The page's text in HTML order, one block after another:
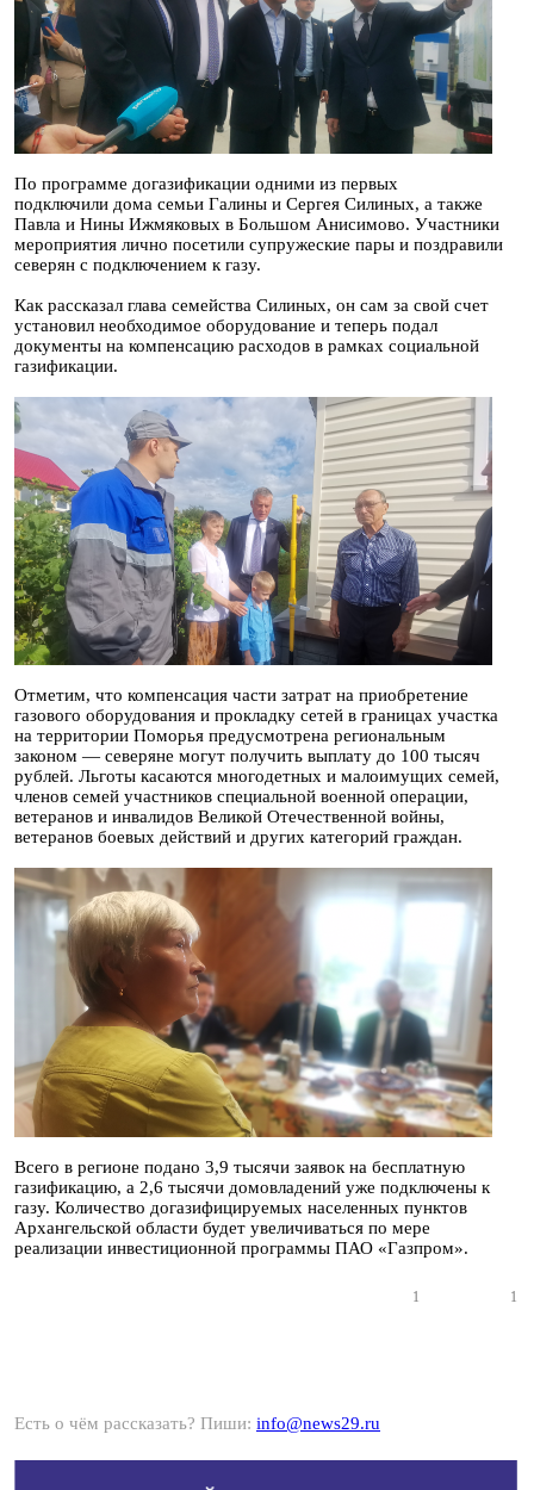
По программе догазификации одними из первых
подключили дома семьи Галины и Сергея Силиных, а также
Павла и Нины Ижмяковых в Большом Анисимово. Участники
мероприятия лично посетили супружеские пары и поздравили
северян с подключением к газу.
Как рассказал глава семейства Силиных, он сам за свой счет
установил необходимое оборудование и теперь подал
документы на компенсацию расходов в рамках социальной
газификации.
Отметим, что компенсация части затрат на приобретение
газового оборудования и прокладку сетей в границах участка
на территории Поморья предусмотрена региональным
законом — северяне могут получить выплату до 100 тысяч
рублей. Льготы касаются многодетных и малоимущих семей,
членов семей участников специальной военной операции,
ветеранов и инвалидов Великой Отечественной войны,
ветеранов боевых действий и других категорий граждан.
Всего в регионе подано 3,9 тысячи заявок на бесплатную
газификацию, а 2,6 тысячи домовладений уже подключены к
газу. Количество догазифицируемых населенных пунктов
Архангельской области будет увеличиваться по мере
реализации инвестиционной программы ПАО «Газпром».
1 1
Есть о чём рассказать? Пиши: info@news29.ru